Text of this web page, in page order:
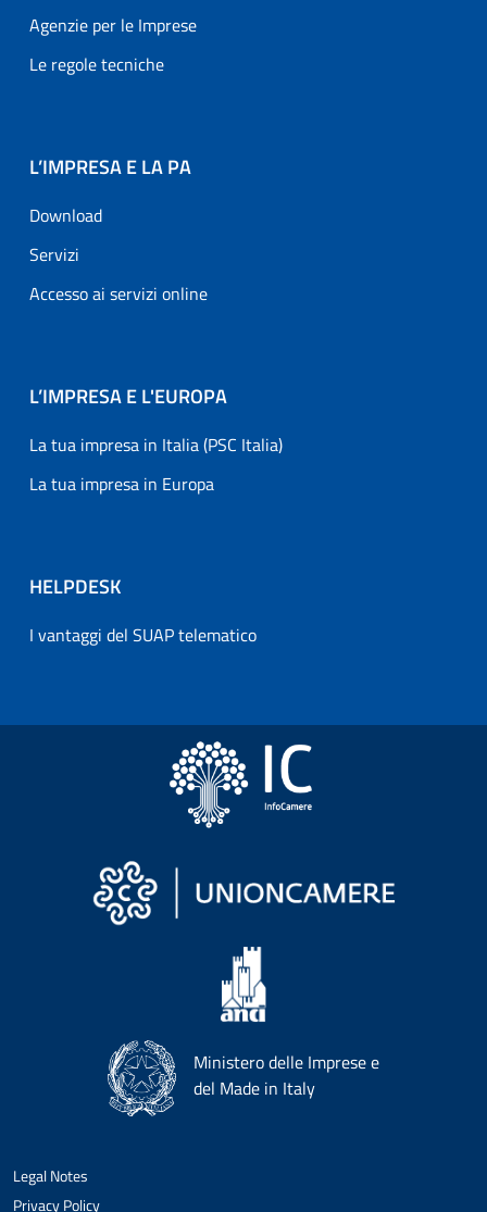
Agenzie per le Imprese
Le regole tecniche
L’IMPRESA E LA PA
Download
Servizi
Accesso ai servizi online
L’IMPRESA E L'EUROPA
La tua impresa in Italia (PSC Italia)
La tua impresa in Europa
HELPDESK
I vantaggi del SUAP telematico
Ministero delle Imprese e
del Made in Italy
Legal Notes
Privacy Policy